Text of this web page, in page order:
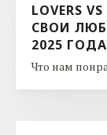
LOVERS
СВОИ
2025 ГОДА
Что нам